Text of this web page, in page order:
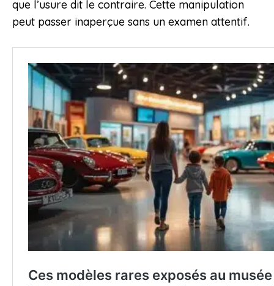
que l’usure dit le contraire. Cette manipulation
peut passer inaperçue sans un examen attentif.